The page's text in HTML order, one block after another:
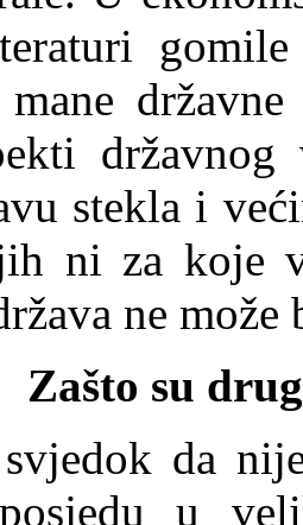
stekla i
ni za koje
ne
Zašto su
dok da
posjedu u